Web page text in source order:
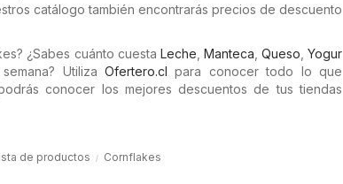
catálogo también encontrarás precios de descuento
¿Sabes cuánto cuesta Leche Manteca Queso ,Yogur
UtilizaOfertero.cl para conocer todo lo que
conocer los mejores descuentos de tus tiendas
de productos Cornflakes